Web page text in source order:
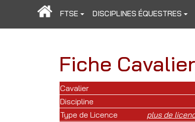
FTSE DISCIPLINES ÉQUESTRES
Fiche Cavalier
Cavalier
Discipline
Type de Licence
plus de